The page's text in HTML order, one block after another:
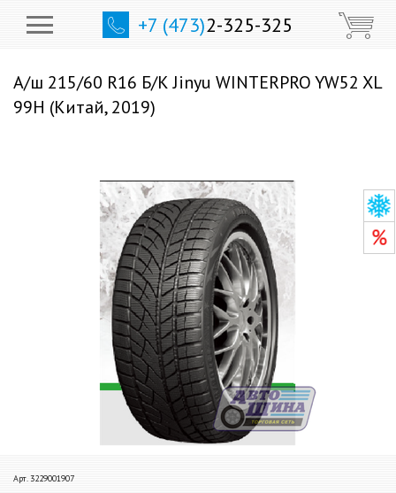
+7 (473)2-325-325
А/ш 215/60 R16 Б/К Jinyu WINTERPRO YW52 XL
99H (Китай, 2019)
Арт. 3229001907